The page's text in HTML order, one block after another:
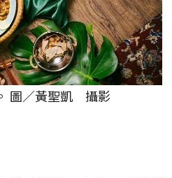
圖／黃聖凱 攝影